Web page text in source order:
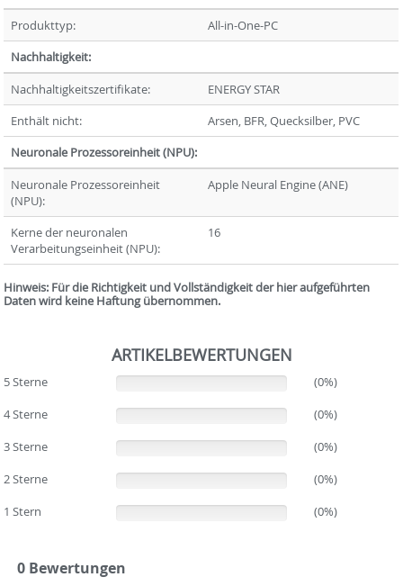
Produkttyp:
All-in-One-PC
Nachhaltigkeit:
Nachhaltigkeitszertifikate:
ENERGY STAR
Enthält nicht:
Arsen, BFR, Quecksilber, PVC
Neuronale Prozessoreinheit (NPU):
Neuronale Prozessoreinheit
(NPU):
Apple Neural Engine (ANE)
Kerne der neuronalen
Verarbeitungseinheit (NPU):
16
Hinweis: Für die Richtigkeit und Vollständigkeit der hier aufgeführten
Daten wird keine Haftung übernommen.
ARTIKELBEWERTUNGEN
5 Sterne
(0%)
4 Sterne
(0%)
3 Sterne
(0%)
2 Sterne
(0%)
1 Stern
(0%)
0 Bewertungen